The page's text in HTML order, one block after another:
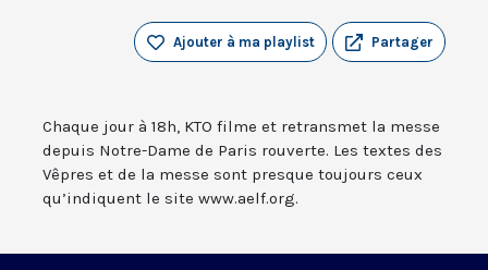
Partager
Ajouter à ma playlist
Chaque jour à 18h, KTO filme et retransmet la messe
depuis Notre-Dame de Paris rouverte. Les textes des
Vêpres et de la messe sont presque toujours ceux
qu’indiquent le site www.aelf.org.